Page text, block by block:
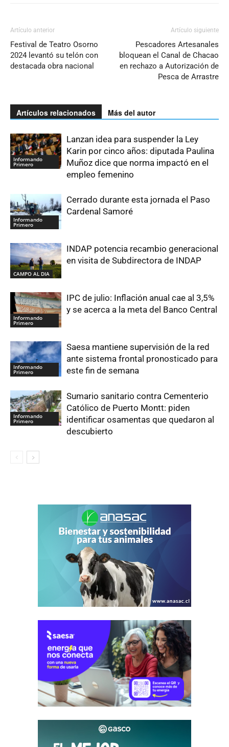
Artículo anterior
Festival de Teatro Osorno
2024 levantó su telón con
destacada obra nacional
Artículo siguiente
Pescadores Artesanales
bloquean el Canal de Chacao
en rechazo a Autorización de
Pesca de Arrastre
Artículos relacionados Más del autor
Informando
Primero
Lanzan idea para suspender la Ley
Karin por cinco años: diputada Paulina
Muñoz dice que norma impactó en el
empleo femenino
Informando
Primero
Cerrado durante esta jornada el Paso
Cardenal Samoré
CAMPO AL DIA
INDAP potencia recambio generacional
en visita de Subdirectora de INDAP
Informando
Primero
IPC de julio: Inflación anual cae al 3,5%
y se acerca a la meta del Banco Central
Informando
Primero
Saesa mantiene supervisión de la red
ante sistema frontal pronosticado para
este fin de semana
Informando
Primero
Sumario sanitario contra Cementerio
Católico de Puerto Montt: piden
identificar osamentas que quedaron al
descubierto